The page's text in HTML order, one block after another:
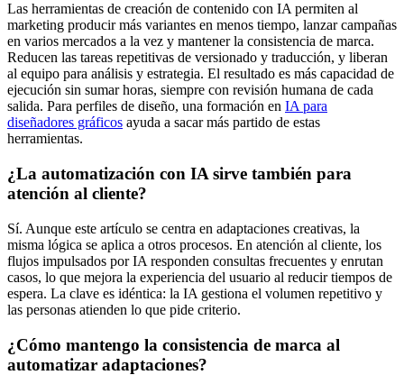
Las herramientas de creación de contenido con IA permiten al
marketing producir más variantes en menos tiempo, lanzar campañas
en varios mercados a la vez y mantener la consistencia de marca.
Reducen las tareas repetitivas de versionado y traducción, y liberan
al equipo para análisis y estrategia. El resultado es más capacidad de
ejecución sin sumar horas, siempre con revisión humana de cada
salida. Para perfiles de diseño, una formación en IA para
diseñadores gráficos ayuda a sacar más partido de estas
herramientas.
¿La automatización con IA sirve también para
atención al cliente?
Sí. Aunque este artículo se centra en adaptaciones creativas, la
misma lógica se aplica a otros procesos. En atención al cliente, los
flujos impulsados por IA responden consultas frecuentes y enrutan
casos, lo que mejora la experiencia del usuario al reducir tiempos de
espera. La clave es idéntica: la IA gestiona el volumen repetitivo y
las personas atienden lo que pide criterio.
¿Cómo mantengo la consistencia de marca al
automatizar adaptaciones?